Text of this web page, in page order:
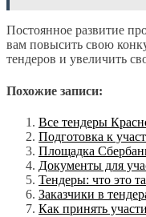
Постоянное развитие
вам повысить свою
тендеров и увеличить
Похожие записи:
Все тендеры
Подготовка к
Площадка
Документы для
Тендеры: что это
Заказчики в
Как принять